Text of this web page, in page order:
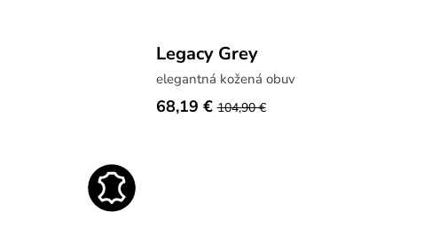
Legacy Grey
elegantná kožená obuv
68,19 € 104,90 €